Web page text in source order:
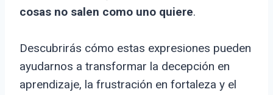
cosas no salen como uno quiere.
Descubrirás cómo estas expresiones pueden
ayudarnos a transformar la decepción en
aprendizaje, la frustración en fortaleza y el